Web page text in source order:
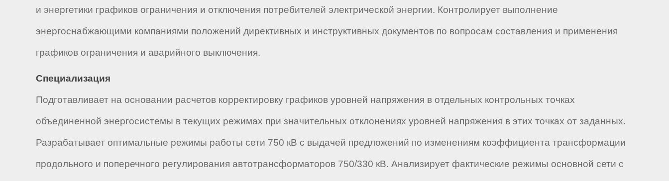
и энергетики графиков ограничения и отключения потребителей электрической энергии. Контролирует выполнение
энергоснабжающими компаниями положений директивных и инструктивных документов по вопросам составления и применения
графиков ограничения и аварийного выключения.
Специализация
Подготавливает на основании расчетов корректировку графиков уровней напряжения в отдельных контрольных точках
объединенной энергосистемы в текущих режимах при значительных отклонениях уровней напряжения в этих точках от заданных.
Разрабатывает оптимальные режимы работы сети 750 кВ с выдачей предложений по изменениям коэффициента трансформации
продольного и поперечного регулирования автотрансформаторов 750/330 кВ. Анализирует фактические режимы основной сети с